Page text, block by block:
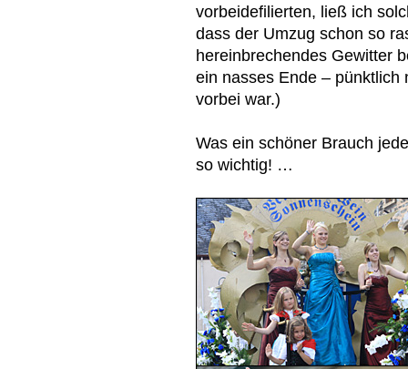
vorbeidefilierten, ließ ich
dass der Umzug schon so
hereinbrechendes Gewitter
ein nasses Ende – pünktlich
vorbei war.)
Was ein schöner Brauch
so wichtig! …